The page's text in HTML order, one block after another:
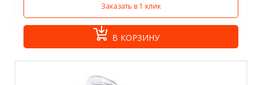
Заказать в 1 клик
В КОРЗИНУ